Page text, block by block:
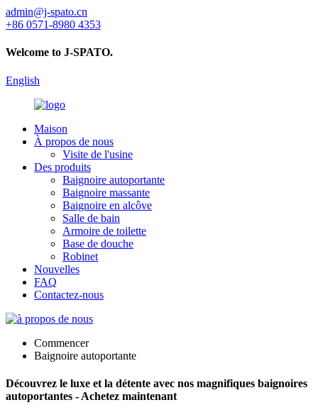
admin@j-spato.cn
+86 0571-8980 4353
Welcome to J-SPATO.
English
Maison
À propos de nous
Visite de l'usine
Des produits
Baignoire autoportante
Baignoire massante
Baignoire en alcôve
Salle de bain
Armoire de toilette
Base de douche
Robinet
Nouvelles
FAQ
Contactez-nous
Commencer
Baignoire autoportante
Découvrez le luxe et la détente avec nos magnifiques baignoires
autoportantes - Achetez maintenant